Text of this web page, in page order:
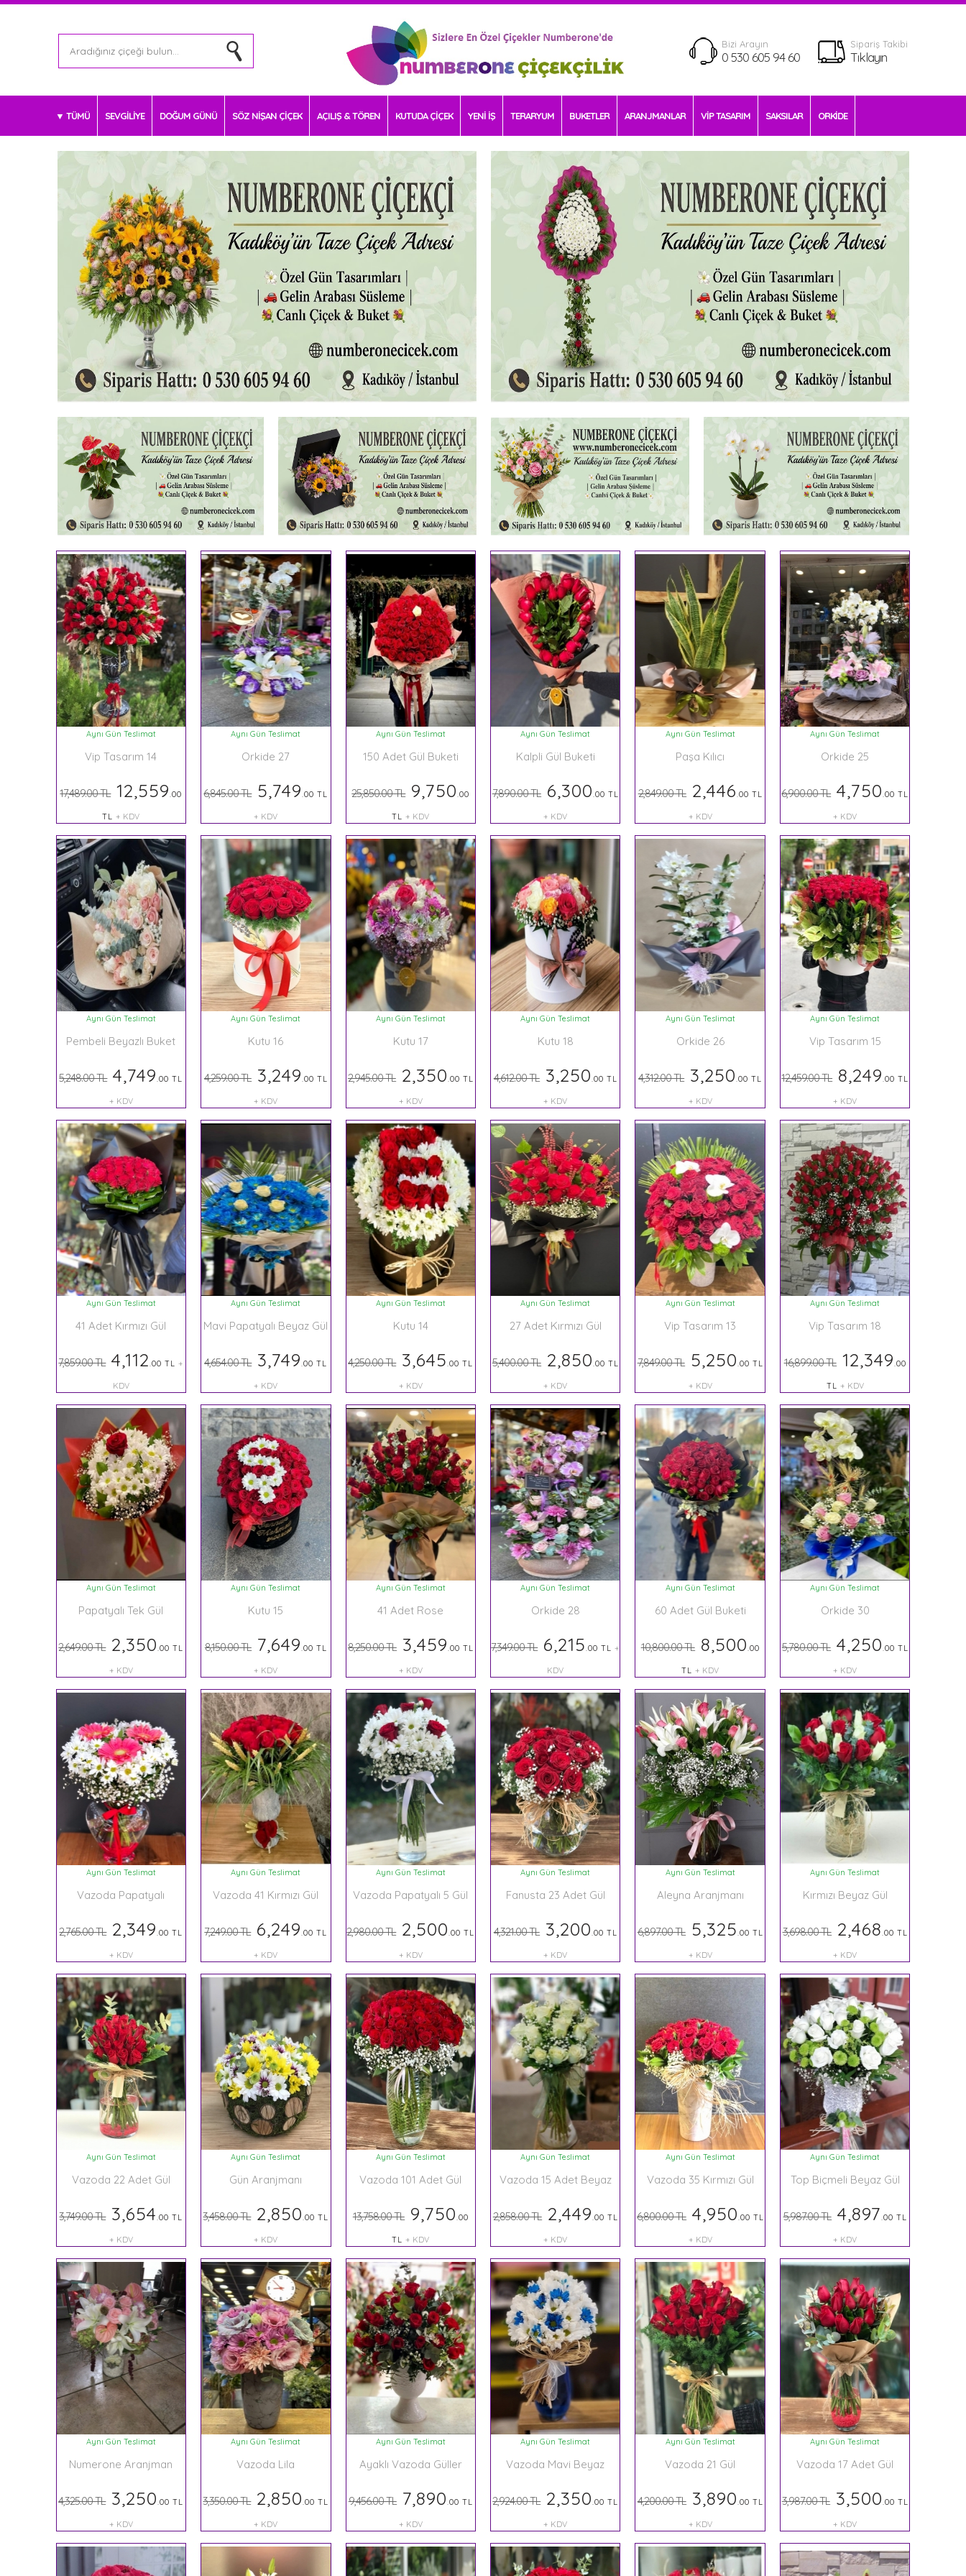
Bizi Arayın
0 530 605 94 60
Sipariş Takibi
Tıklayın
TÜMÜ SEVGİLİYE DOĞUM GÜNÜ SÖZ NİŞAN ÇİÇEK AÇILIŞ & TÖREN KUTUDA ÇİÇEK YENİ İŞ TERARYUM BUKETLER ARANJMANLAR VİP TASARIM SAKSILAR ORKİDE
Aynı Gün Teslimat
Vip Tasarım 14
17,489.00 TL12,559.00
TL+ KDV
Aynı Gün Teslimat
Orkide 27
6,845.00 TL5,749.00 TL
+ KDV
Aynı Gün Teslimat
150 Adet Gül Buketi
25,850.00 TL9,750.00
TL+ KDV
Aynı Gün Teslimat
Kalpli Gül Buketi
7,890.00 TL6,300.00 TL
+ KDV
Aynı Gün Teslimat
Paşa Kılıcı
2,849.00 TL2,446.00 TL
+ KDV
Aynı Gün Teslimat
Orkide 25
6,900.00 TL 4,750.00 TL
+ KDV
Aynı Gün Teslimat
Pembeli Beyazlı Buket
5,248.00 TL4,749.00 TL
+ KDV
Aynı Gün Teslimat
Kutu 16
4,259.00 TL3,249.00 TL
+ KDV
Aynı Gün Teslimat
Kutu 17
2,945.00 TL2,350.00 TL
+ KDV
Aynı Gün Teslimat
Kutu 18
4,612.00 TL3,250.00 TL
+ KDV
Aynı Gün Teslimat
Orkide 26
4,312.00 TL3,250.00 TL
+ KDV
Aynı Gün Teslimat
Vip Tasarım 15
12,459.00 TL 8,249.00 TL
+ KDV
Aynı Gün Teslimat
41 Adet Kırmızı Gül
7,859.00 TL4,112.00 TL+
KDV
Aynı Gün Teslimat
Mavi Papatyalı Beyaz Gül
4,654.00 TL3,749.00 TL
+ KDV
Aynı Gün Teslimat
Kutu 14
4,250.00 TL3,645.00 TL
+ KDV
Aynı Gün Teslimat
27 Adet Kırmızı Gül
5,400.00 TL2,850.00 TL
+ KDV
Aynı Gün Teslimat
Vip Tasarım 13
7,849.00 TL5,250.00 TL
+ KDV
Aynı Gün Teslimat
Vip Tasarım 18
16,899.00 TL12,349.00
TL + KDV
Aynı Gün Teslimat
Papatyalı Tek Gül
2,649.00 TL2,350.00 TL
+ KDV
Aynı Gün Teslimat
Kutu 15
8,150.00 TL7,649.00 TL
+ KDV
Aynı Gün Teslimat
41 Adet Rose
8,250.00 TL3,459.00 TL
+ KDV
Aynı Gün Teslimat
Orkide 28
7,349.00 TL6,215.00 TL+
KDV
Aynı Gün Teslimat
60 Adet Gül Buketi
10,800.00 TL8,500.00
TL+ KDV
Aynı Gün Teslimat
Orkide 30
5,780.00 TL4,250.00 TL
+ KDV
Aynı Gün Teslimat
Vazoda Papatyalı
2,765.00 TL2,349.00 TL
+ KDV
Aynı Gün Teslimat
Vazoda 41 Kırmızı Gül
7,249.00 TL6,249.00 TL
+ KDV
Aynı Gün Teslimat
Vazoda Papatyalı 5 Gül
2,980.00 TL2,500.00 TL
+ KDV
Aynı Gün Teslimat
Fanusta 23 Adet Gül
4,321.00 TL3,200.00 TL
+ KDV
Aynı Gün Teslimat
Aleyna Aranjmanı
6,897.00 TL5,325.00 TL
+ KDV
Aynı Gün Teslimat
Kırmızı Beyaz Gül
3,698.00 TL2,468.00 TL
+ KDV
Aynı Gün Teslimat
Vazoda 22 Adet Gül
3,749.00 TL3,654.00 TL
+ KDV
Aynı Gün Teslimat
Gün Aranjmanı
3,458.00 TL2,850.00 TL
+ KDV
Aynı Gün Teslimat
Vazoda 101 Adet Gül
13,758.00 TL9,750.00
TL+ KDV
Aynı Gün Teslimat
Vazoda 15 Adet Beyaz
2,858.00 TL2,449.00 TL
+ KDV
Aynı Gün Teslimat
Vazoda 35 Kırmızı Gül
6,800.00 TL4,950.00 TL
+ KDV
Aynı Gün Teslimat
Top Biçmeli Beyaz Gül
5,987.00 TL4,897.00 TL
+ KDV
Aynı Gün Teslimat
Numerone Aranjman
4,325.00 TL3,250.00 TL
+ KDV
Aynı Gün Teslimat
Vazoda Lila
3,350.00 TL2,850.00 TL
+ KDV
Aynı Gün Teslimat
Ayaklı Vazoda Güller
9,456.00 TL7,890.00 TL
+ KDV
Aynı Gün Teslimat
Vazoda Mavi Beyaz
2,924.00 TL2,350.00 TL
+ KDV
Aynı Gün Teslimat
Vazoda 21 Gül
4,200.00 TL3,890.00 TL
+ KDV
Aynı Gün Teslimat
Vazoda 17 Adet Gül
3,987.00 TL3,500.00 TL
+ KDV